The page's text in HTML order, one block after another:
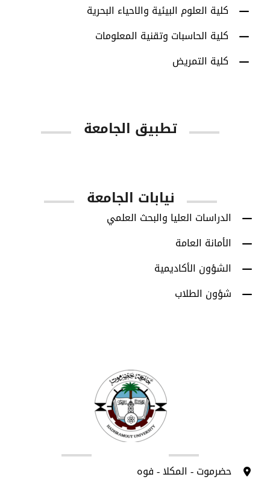
كلية العلوم البيئية والاحياء البحرية
كلية الحاسبات وتقنية المعلومات
كلية التمريض
تطبيق الجامعة
نيابات الجامعة
الدراسات العليا والبحث العلمي
الأمانة العامة
الشؤون الأكاديمية
شؤون الطلاب
حضرموت - المكلا - فوه